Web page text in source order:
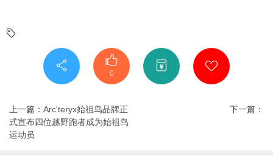
0
上一篇： Arc'teryx始祖鸟品牌正
式宣布四位越野跑者成为始祖鸟
运动员
下一篇：